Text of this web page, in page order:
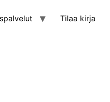
Tilaa kirja